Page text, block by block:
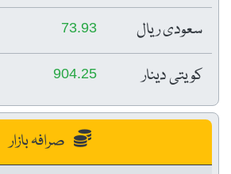
سعودی ریال 73.93
کویتی دینار 904.25
صرافہ بازار